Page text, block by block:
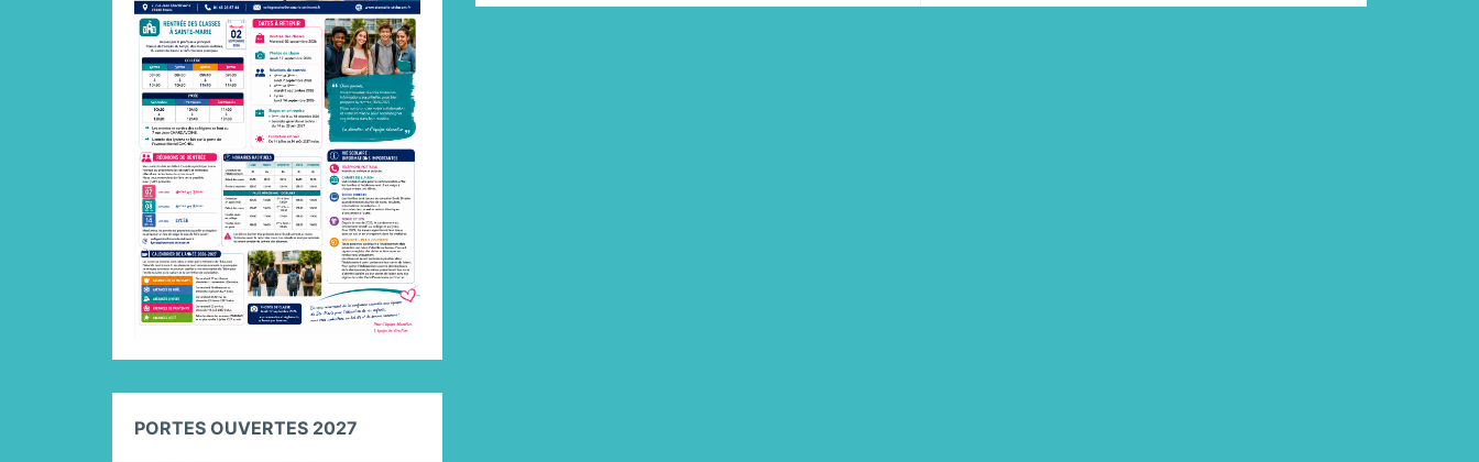
PORTES OUVERTES 2027